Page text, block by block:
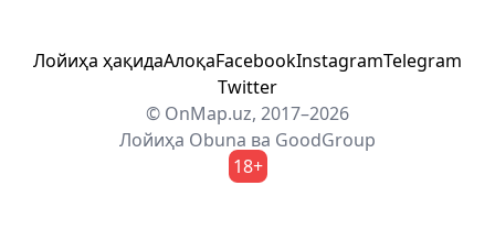
Лойиҳа ҳақидаАлоқаFacebookInstagramTelegram
Twitter
© OnMap.uz, 2017–2026
Лойиҳа Obuna ва GoodGroup
18+